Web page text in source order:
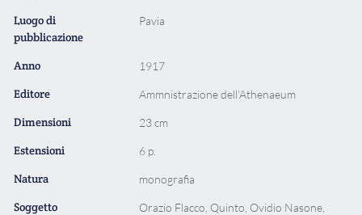
Luogo di
pubblicazione
Pavia
Anno 1917
Editore Ammnistrazione dell'Athenaeum
Dimensioni 23 cm
Estensioni 6 p.
Natura monografia
Soggetto
Orazio Flacco, Quinto, Ovidio Nasone,